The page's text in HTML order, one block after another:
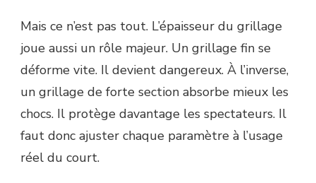
Mais ce n’est pas tout. L’épaisseur du grillage
joue aussi un rôle majeur. Un grillage fin se
déforme vite. Il devient dangereux. À l’inverse,
un grillage de forte section absorbe mieux les
chocs. Il protège davantage les spectateurs. Il
faut donc ajuster chaque paramètre à l’usage
réel du court.